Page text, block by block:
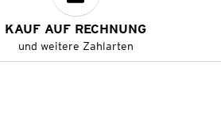
KAUF AUF RECHNUNG
und weitere Zahlarten